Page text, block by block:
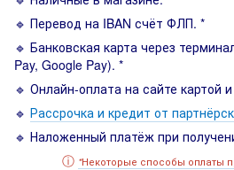
🔹 Перевод на IBAN счёт ФЛП. *
🔹 Банковская карта через
Pay, Google Pay). *
🔹 Онлайн-оплата на сайте картой
🔹 Рассрочка и кредит от
🔹 Наложенный платёж при
ⓘ *Некоторые способы оплаты